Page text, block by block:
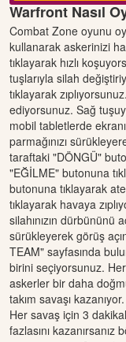
Warfront Nasıl
Combat Zone oyunu
kullanarak askerinizi
tıklayarak hızlı
tuşlarıyla silah
tıklayarak
ediyorsunuz. Sağ
mobil tabletlerde
parmağınızı
taraftaki "DÖNGÜ"
"EĞİLME" butonuna
butonuna tıklayarak
tıklayarak havaya
silahınızın dürbününü
sürükleyerek görüş
TEAM" sayfasında
birini seçiyorsunuz.
askerler bir daha
takım savaşı
Her savaş için 3
fazlasını